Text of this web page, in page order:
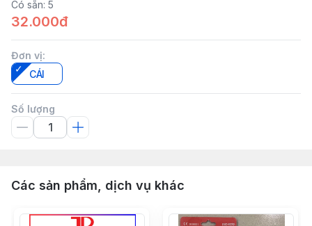
Có sẵn: 5
32.000đ
Đơn vị:
CÁI
Số lượng
Các sản phẩm, dịch vụ khác